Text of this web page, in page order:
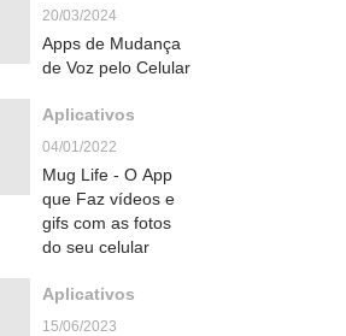
20/03/2024
Apps de Mudança
de Voz pelo Celular
Aplicativos
04/01/2022
Mug Life - O App
que Faz vídeos e
gifs com as fotos
do seu celular
Aplicativos
15/06/2023